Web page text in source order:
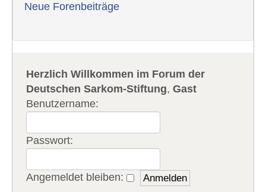
Neue Forenbeiträge
Herzlich Willkommen im Forum der
Deutschen Sarkom-Stiftung,Gast
Benutzername:
Passwort:
Angemeldet bleiben: